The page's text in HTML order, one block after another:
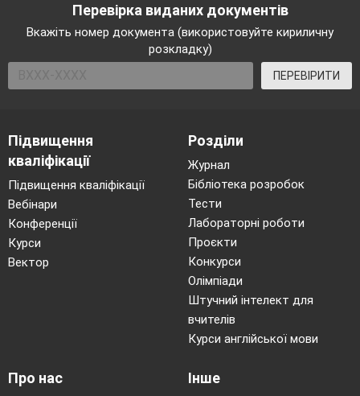
Перевірка виданих документів
Вкажіть номер документа (використовуйте кириличну
розкладку)
ПЕРЕВІРИТИ
Підвищення
кваліфікації
Підвищення кваліфікації
Вебінари
Конференції
Курси
Вектор
Розділи
Журнал
Бібліотека розробок
Тести
Лабораторні роботи
Проєкти
Конкурси
Олімпіади
Штучний інтелект для
вчителів
Курси англійської мови
Про нас Інше